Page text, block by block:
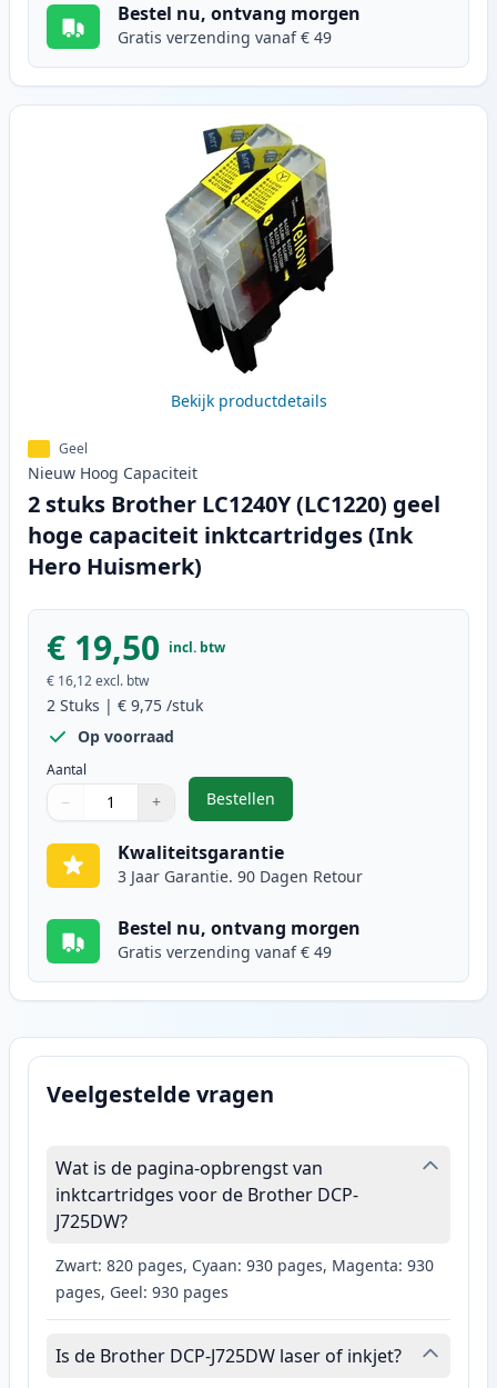
Bestel nu, ontvang morgen
Gratis verzending vanaf € 49
Bekijk productdetails
Geel
Nieuw Hoog Capaciteit
2 stuks Brother LC1240Y (LC1220) geel
hoge capaciteit inktcartridges (Ink
Hero Huismerk)
€ 19,50 incl. btw
€ 16,12excl. btw
2 Stuks | € 9,75 /stuk
Op voorraad
Aantal
Gebruik de knoppen om aan te passen
− +
1
Bestellen
,2 stuks Brother LC1240Y
Kwaliteitsgarantie
3 Jaar Garantie. 90 Dagen Retour
Bestel nu, ontvang morgen
Gratis verzending vanaf € 49
Veelgestelde vragen
Wat is de pagina-opbrengst van
inktcartridges voor de Brother DCP-
J725DW?
Zwart: 820 pages, Cyaan: 930 pages, Magenta: 930
pages, Geel: 930 pages
Is de Brother DCP-J725DW laser of inkjet?